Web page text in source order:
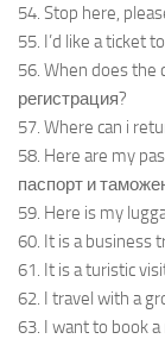
54. Stop here,
55. I’d like a
56. When does the
регистрация?
57. Where can i
58. Here are my
паспорт и
59. Here is my
60. It is a business
61. It is a turistic
62. I travel with a
63. I want to book